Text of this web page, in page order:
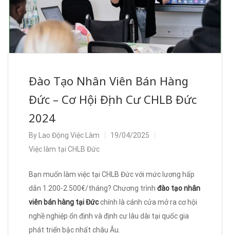
Đào Tạo Nhân Viên Bán Hàng
Đức – Cơ Hội Định Cư CHLB Đức
2024
By Lao Động Việc Làm
19/04/2025
Việc làm tại CHLB Đức
Bạn muốn làm việc tại CHLB Đức với mức lương hấp
dẫn 1.200-2.500€/tháng? Chương trình đào tạo nhân
viên bán hàng tại Đứcchính là cánh cửa mở ra cơ hội
nghề nghiệp ổn định và định cư lâu dài tại quốc gia
phát triển bậc nhất châu Âu.